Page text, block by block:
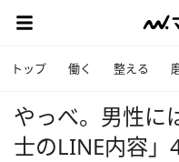
トップ 働く 整える
やっべ。男性に
士のLINE内容」